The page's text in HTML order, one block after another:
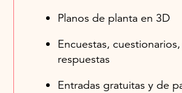
Planos de planta en 3D
Encuestas,
respuestas
Entradas gratuitas y de